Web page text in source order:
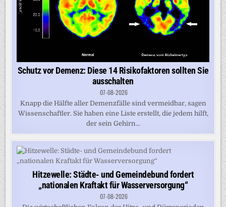
Schutz vor Demenz: Diese 14 Risikofaktoren sollten Sie
ausschalten
07-08-2026
Knapp die Hälfte aller Demenzfälle sind vermeidbar, sagen
Wissenschaftler. Sie haben eine Liste erstellt, die jedem hilft,
der sein Gehirn...
Hitzewelle: Städte- und Gemeindebund fordert
„nationalen Kraftakt für Wasserversorgung“
07-08-2026